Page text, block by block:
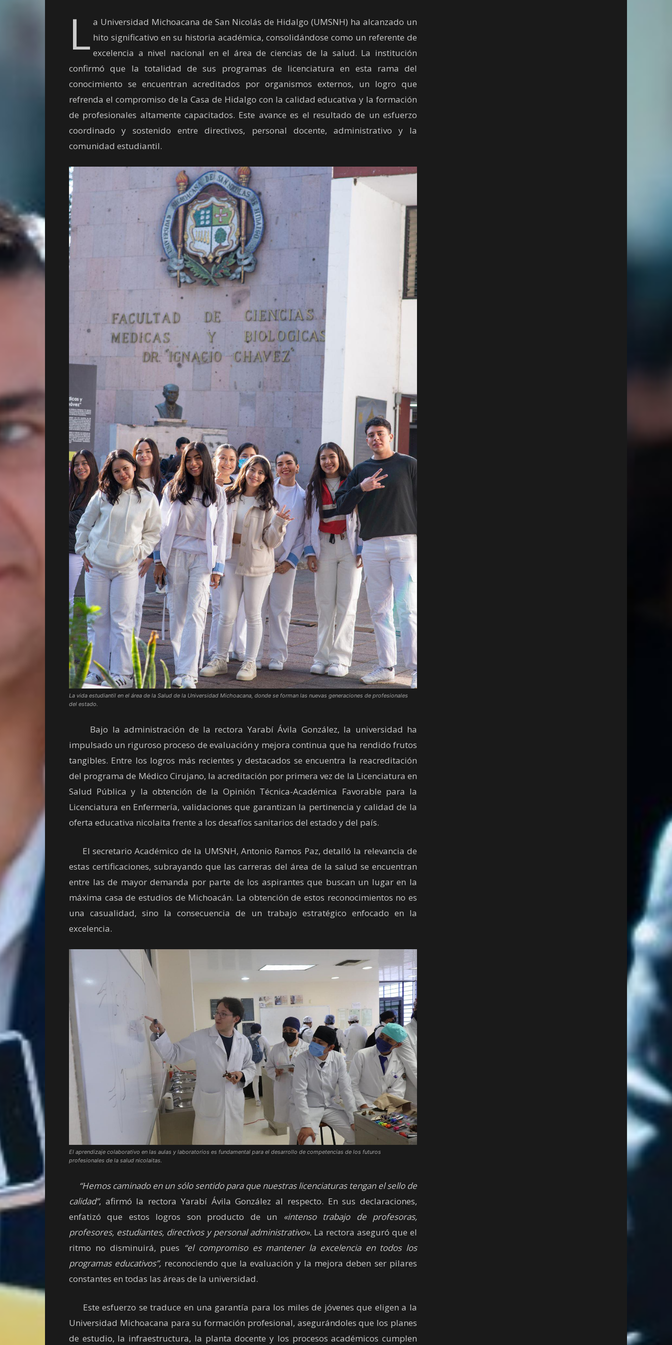
L a Universidad Michoacana de San Nicolás de Hidalgo (UMSNH) ha alcanzado un
hito significativo en su historia académica, consolidándose como un referente de
excelencia a nivel nacional en el área de ciencias de la salud. La institución
confirmó que la totalidad de sus programas de licenciatura en esta rama del
conocimiento se encuentran acreditados por organismos externos, un logro que
refrenda el compromiso de la Casa de Hidalgo con la calidad educativa y la formación
de profesionales altamente capacitados. Este avance es el resultado de un esfuerzo
coordinado y sostenido entre directivos, personal docente, administrativo y la
comunidad estudiantil.
La vida estudiantil en el área de la Salud de la Universidad Michoacana, donde se forman las nuevas generaciones de profesionales
del estado.
Bajo la administración de la rectora Yarabí Ávila González, la universidad ha
impulsado un riguroso proceso de evaluación y mejora continua que ha rendido frutos
tangibles. Entre los logros más recientes y destacados se encuentra la reacreditación
del programa de Médico Cirujano, la acreditación por primera vez de la Licenciatura en
Salud Pública y la obtención de la Opinión Técnica-Académica Favorable para la
Licenciatura en Enfermería, validaciones que garantizan la pertinencia y calidad de la
oferta educativa nicolaita frente a los desafíos sanitarios del estado y del país.
El secretario Académico de la UMSNH, Antonio Ramos Paz, detalló la relevancia de
estas certificaciones, subrayando que las carreras del área de la salud se encuentran
entre las de mayor demanda por parte de los aspirantes que buscan un lugar en la
máxima casa de estudios de Michoacán. La obtención de estos reconocimientos no es
una casualidad, sino la consecuencia de un trabajo estratégico enfocado en la
excelencia.
El aprendizaje colaborativo en las aulas y laboratorios es fundamental para el desarrollo de competencias de los futuros
profesionales de la salud nicolaitas.
“Hemos caminado en un sólo sentido para que nuestras licenciaturas tengan el sello de
calidad”, afirmó la rectora Yarabí Ávila González al respecto. En sus declaraciones,
enfatizó que estos logros son producto de un
«intenso trabajo de profesoras,
profesores, estudiantes, directivos y personal administrativo». La rectora aseguró que el
ritmo no disminuirá, pues “el compromiso es mantener la excelencia en todos los
programas educativos”, reconociendo que la evaluación y la mejora deben ser pilares
constantes en todas las áreas de la universidad.
Este esfuerzo se traduce en una garantía para los miles de jóvenes que eligen a la
Universidad Michoacana para su formación profesional, asegurándoles que los planes
de estudio, la infraestructura, la planta docente y los procesos académicos cumplen